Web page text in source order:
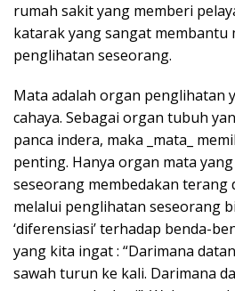
rumah sakit yang memberi
katarak yang sangat membantu
penglihatan seseorang.
Mata adalah organ penglihatan
cahaya. Sebagai organ tubuh
panca indera, maka _mata_
penting. Hanya organ mata
seseorang membedakan terang
melalui penglihatan seseorang
‘diferensiasi’ terhadap benda-
yang kita ingat : “Darimana
sawah turun ke kali. Darimana